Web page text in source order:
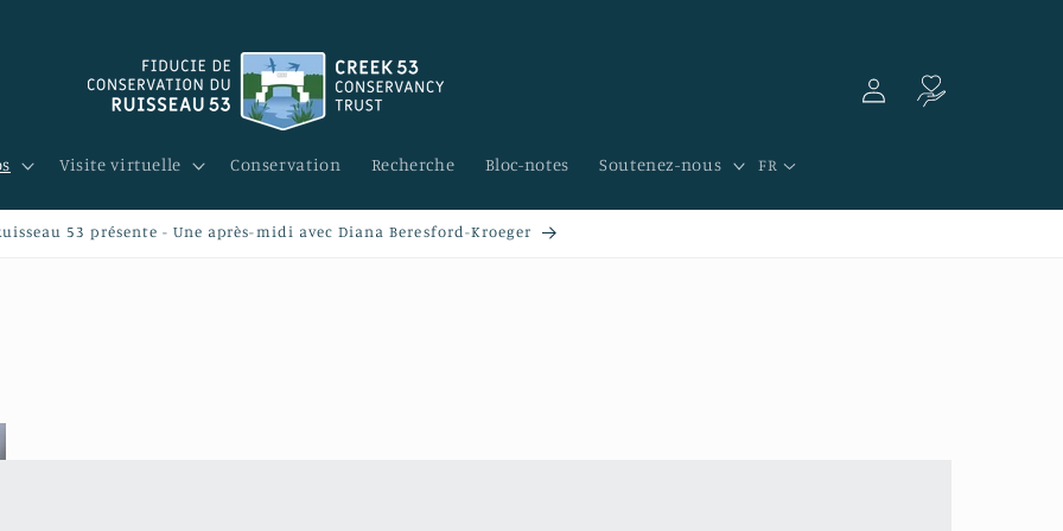
Visite virtuelle Conservation Recherche Bloc-notes Soutenez-nous FR
ConnexionPanier
53 présente - Une après-midi avec Diana Beresford-Kroeger